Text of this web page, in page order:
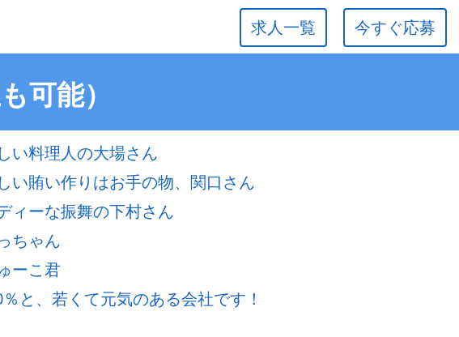
今すぐ応募
求人一覧
可能）
い料理人の大場さん
い賄い作りはお手の物、関口さん
ィーな振舞の下村さん
ちゃん
ーこ君
と、若くて元気のある会社です！